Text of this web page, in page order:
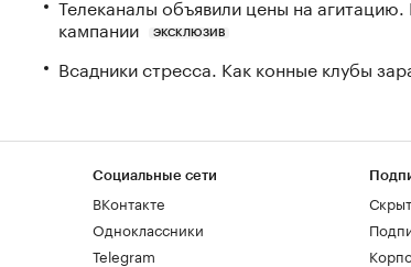
Телеканалы объявили цены на агитацию.
кампании
ЭКСКЛЮЗИВ
Всадники стресса. Как конные клубы
Социальные сети
ВКонтакте
Одноклассники
Telegram